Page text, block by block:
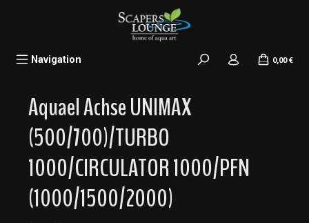
Navigation 0,00 €
Aquael Achse UNIMAX
(500/700)/TURBO
1000/CIRCULATOR 1000/PFN
(1000/1500/2000)